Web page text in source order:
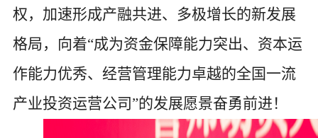
权，加速形成产融共进、多极增长的新发展
格局，向着“成为资金保障能力突出、资本运
作能力优秀、经营管理能力卓越的全国一流
产业投资运营公司”的发展愿景奋勇前进！